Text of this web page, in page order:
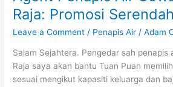
Raja: Promosi
Leave a Comment / Penapis Air /Adam
Salam Sejahtera. Pengedar sah
Raja saya akan bantu Tuan Puan
sesuai mengikut kapasiti keluarga dan
Penapis
Air
Coway
Promosi